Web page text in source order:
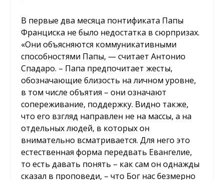
В первые два месяца понтификата Папы
Франциска не было недостатка в сюрпризах.
«Они объясняются коммуникативными
способностями Папы, — считает Антонио
Спадаро. – Папа предпочитает жесты,
обозначающие близость на личном уровне,
в том числе объятия – они означают
сопереживание, поддержку. Видно также,
что его взгляд направлен не на массы, а на
отдельных людей, в которых он
внимательно всматривается. Для него это
естественная форма передвать Евангелие,
то есть давать понять – как сам он однажды
сказал в проповеди, – что Бог нас безмерно